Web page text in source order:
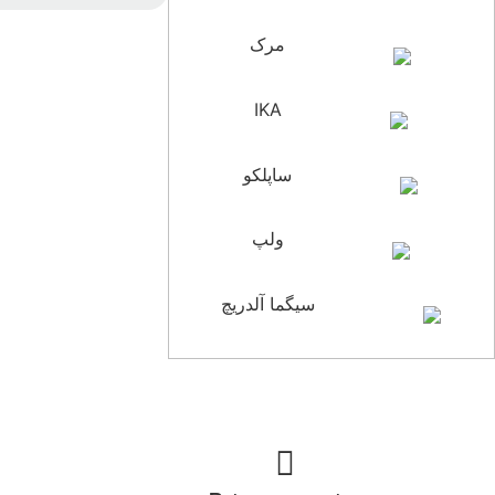
مرک
IKA
ساپلکو
ولپ
سیگما آلدریچ